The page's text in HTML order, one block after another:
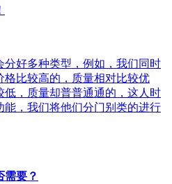
分好多种类型，例如，我们同时
格比较高的，质量相对比较优
低，质量却普普通通的，这人时
能，我们将他们分门别类的进行
需要？